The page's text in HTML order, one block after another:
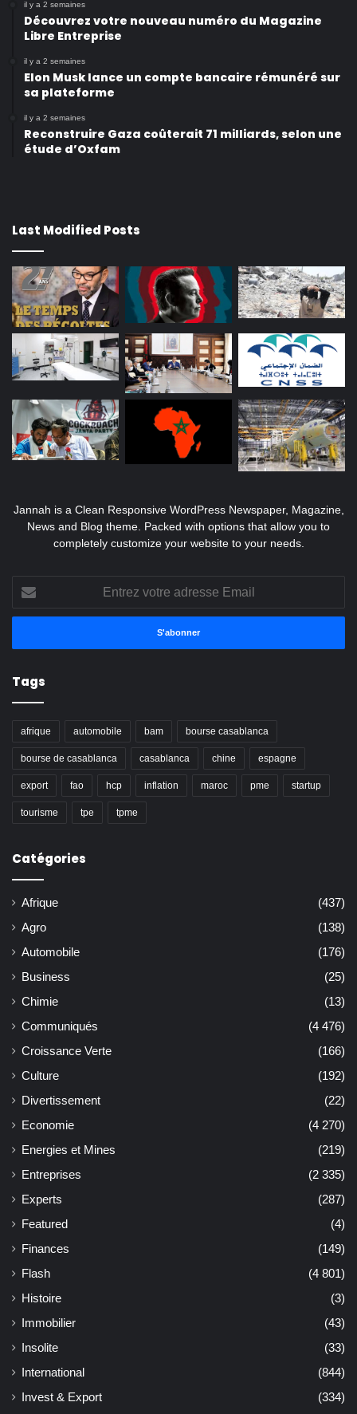
il y a 2 semaines
Découvrez votre nouveau numéro du Magazine
Libre Entreprise
il y a 2 semaines
Elon Musk lance un compte bancaire rémunéré sur
sa plateforme
il y a 2 semaines
Reconstruire Gaza coûterait 71 milliards, selon une
étude d’Oxfam
Last Modified Posts
Jannah is a Clean Responsive WordPress Newspaper, Magazine,
News and Blog theme. Packed with options that allow you to
completely customize your website to your needs.
votre
adresse
Tags
afrique automobile bam bourse casablanca
bourse de casablanca casablanca chine espagne
export fao hcp inflation maroc pme startup
tourisme tpe tpme
Catégories
Afrique
(437)
Agro
(138)
Automobile
(176)
Business
(25)
Chimie
(13)
Communiqués
(4 476)
Croissance Verte
(166)
Culture
(192)
Divertissement
(22)
Economie
(4 270)
Energies et Mines
(219)
Entreprises
(2 335)
Experts
(287)
Featured
(4)
Finances
(149)
Flash
(4 801)
Histoire
(3)
Immobilier
(43)
Insolite
(33)
International
(844)
Invest & Export
(334)